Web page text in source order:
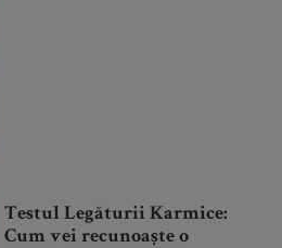
Testul Legăturii Karmice:
Cum vei recunoaște o